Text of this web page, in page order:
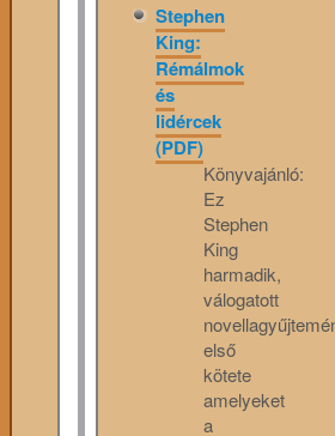
Stephen
King:
Rémálmok
és
lidércek
(PDF)
Könyvajánló:
Ez
Stephen
King
harmadik,
válogatott
első
kötete
amelyeket
a